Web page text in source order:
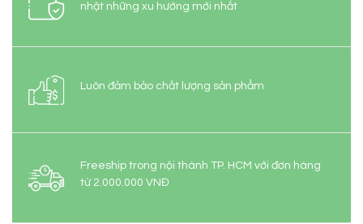
nhật những xu hướng mới nhất
Luôn đảm bảo chất lượng sản phẩm
Freeship trong nội thành TP. HCM với đơn hàng
từ 2.000.000 VNĐ